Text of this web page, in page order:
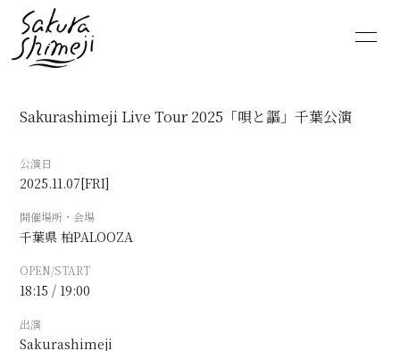
VIDEO
MOVIE
RADIO
NOTE
Sakurashimeji Live Tour 2025「唄と謳」千葉公演
公演日
2025.11.07[FRI]
開催場所・会場
千葉県柏PALOOZA
OPEN/START
18:15 / 19:00
出演
Sakurashimeji